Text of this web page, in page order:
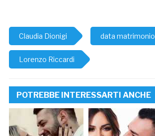
Claudia Dionigi data matrimonio
Lorenzo Riccardi
POTREBBE INTERESSARTI ANCHE